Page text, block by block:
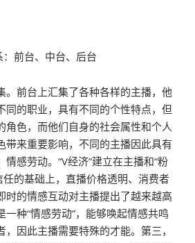
前台、中台、后台
。前台上汇集了各种各样的主播，他
同的职业，具有不同的个性特点，但
角色，而他们自身的社会属性和个人
带来重要影响，不同的主播因此具有
感劳动。“V经济”建立在主播和“粉
的基础上，直播价格透明、消费者
时的情感互动对主播提出了越来越高
一种“情感劳动”，能够唤起情感共鸣
因此主播需要特殊的才能。第三，